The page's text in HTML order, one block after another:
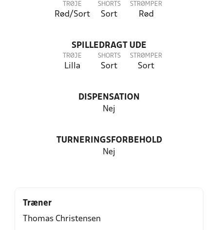
TRØJE
Rød/Sort
SHORTS
Sort
STRØMPER
Rød
SPILLEDRAGT UDE
TRØJE
Lilla
SHORTS
Sort
STRØMPER
Sort
DISPENSATION
Nej
TURNERINGSFORBEHOLD
Nej
Træner
Thomas Christensen